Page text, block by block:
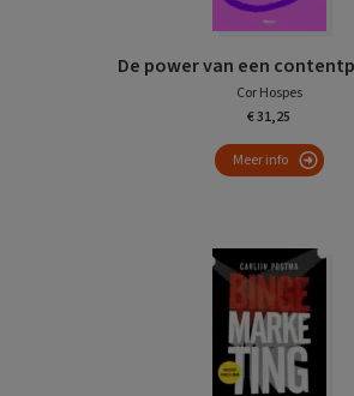
De power van een
Cor Hospes
€ 31,25
Meer info